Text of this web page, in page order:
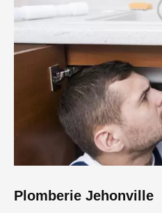
Plomberie Jehonville